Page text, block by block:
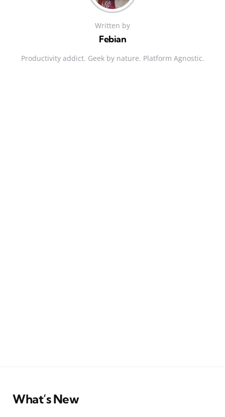
Written by
Febian
Productivity addict. Geek by nature. Platform Agnostic.
What’s New